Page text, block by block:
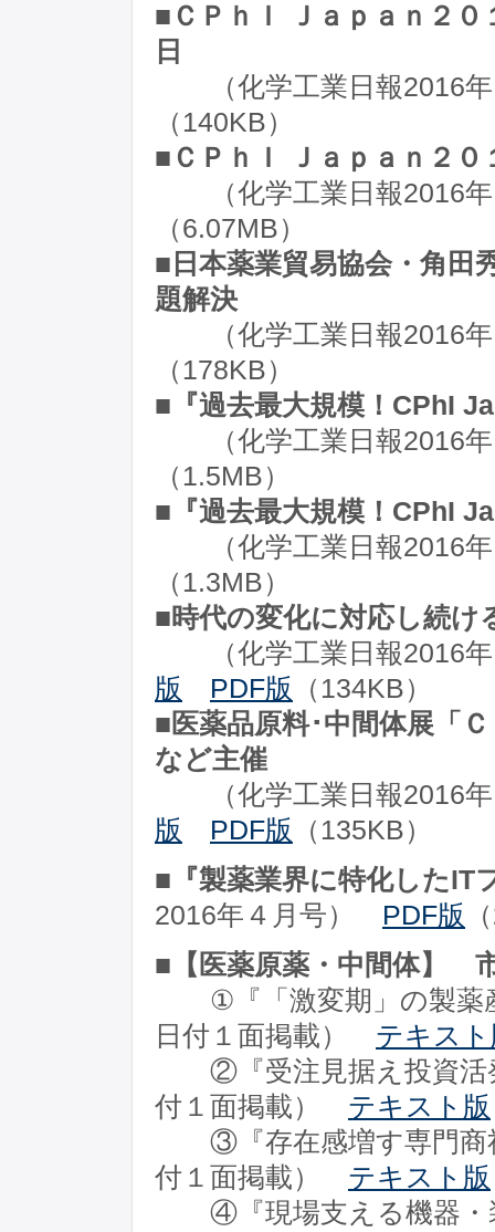
■ＣＰｈＩ Ｊａｐａｎ２
日
（化学工業日報2016年
（140KB）
■ＣＰｈＩ Ｊａｐａｎ２０
（化学工業日報2016年
（6.07MB）
■日本薬業貿易協会・角田
題解決
（化学工業日報2016年
（178KB）
■『過去最大規模！CPhI
（化学工業日報2016
（1.5MB）
■『過去最大規模！CPhI
（化学工業日報2016
（1.3MB）
■時代の変化に対応し続け
（化学工業日報2016
版
PDF版
（134KB）
■医薬品原料･中間体展「
など主催
（化学工業日報2016
版
PDF版
（135KB）
■『製薬業界に特化したIT
2016年４月号） PDF版
■【医薬原薬・中間体】
①『「激変期」の製薬産
日付１面掲載） テキス
②『受注見据え投資活
付１面掲載） テキスト版
③『存在感増す専門商
付１面掲載） テキスト版
④『現場支える機器・